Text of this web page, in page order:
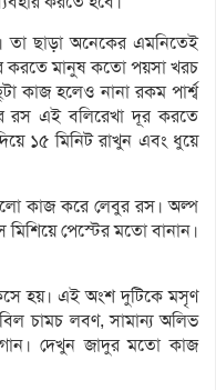
তা ছাড়া অনেকের এমনিতেই
করতে মানুষ কতো পয়সা খরচ
কাজ হলেও নানা রকম পার্শ্ব
রস এই বলিরেখা দূর করতে
১৫ মিনিট রাখুন এবং ধুয়ে
কাজ করে লেবুর রস। অল্প
মিশিয়ে পেস্টের মতো বানান।
হয়। এই অংশ দুটিকে মসৃণ
চামচ লবণ, সামান্য অলিভ
দেখুন জাদুর মতো কাজ